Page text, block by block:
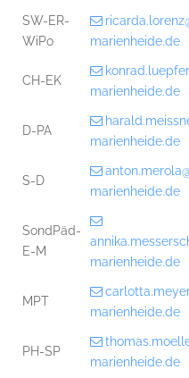
SW-ER-
WiPo
marienheide.de
CH-EK
marienheide.de
D-PA
marienheide.de
S-D
marienheide.de
SondPäd-
E-M
marienheide.de
MPT
marienheide.de
PH-SP
marienheide.de